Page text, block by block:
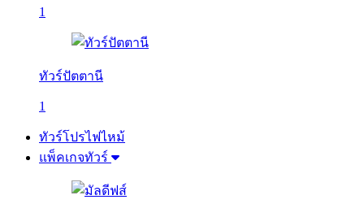
1
ทัวร์ปัตตานี
1
ทัวร์โปรไฟไหม้
แพ็คเกจทัวร์